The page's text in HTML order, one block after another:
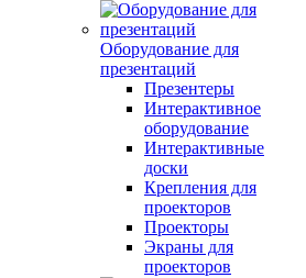
Оборудование для
презентаций
Презентеры
Интерактивное
оборудование
Интерактивные
доски
Крепления для
проекторов
Проекторы
Экраны для
проекторов